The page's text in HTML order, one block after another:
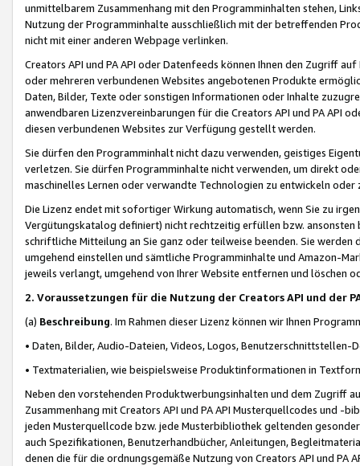
unmittelbarem Zusammenhang mit den Programminhalten stehen,
Nutzung der Programminhalte ausschließlich mit der betreffenden
nicht mit einer anderen Webpage verlinken.
Creators API und PA API oder Datenfeeds können Ihnen den Zugriff
oder mehreren verbundenen Websites angebotenen Produkte
Daten, Bilder, Texte oder sonstigen Informationen oder Inhalte
anwendbaren Lizenzvereinbarungen für die Creators API und PA API
diesen verbundenen Websites zur Verfügung gestellt werden.
Sie dürfen den Programminhalt nicht dazu verwenden, geistiges
verletzen. Sie dürfen Programminhalte nicht verwenden, um direkt
maschinelles Lernen oder verwandte Technologien zu entwickeln
Die Lizenz endet mit sofortiger Wirkung automatisch, wenn Sie zu
Vergütungskatalog definiert) nicht rechtzeitig erfüllen bzw. ansonsten
schriftliche Mitteilung an Sie ganz oder teilweise beenden. Sie werden
umgehend einstellen und sämtliche Programminhalte und Amazon-
jeweils verlangt, umgehend von Ihrer Website entfernen und löschen
2. Voraussetzungen für die Nutzung der Creators API und der
(a) Beschreibung. Im Rahmen dieser Lizenz können wir Ihnen
• Daten, Bilder, Audio-Dateien, Videos, Logos, Benutzerschnittstellen-
• Textmaterialien, wie beispielsweise Produktinformationen in
Neben den vorstehenden Produktwerbungsinhalten und dem Zugriff
Zusammenhang mit Creators API und PA API Musterquellcodes und
jeden Musterquellcode bzw. jede Musterbibliothek geltenden
auch Spezifikationen, Benutzerhandbücher, Anleitungen,
denen die für die ordnungsgemäße Nutzung von Creators API und PA